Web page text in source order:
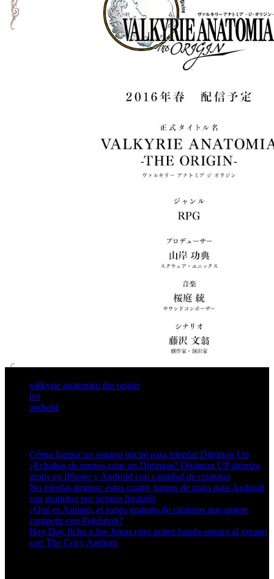
valkyrie anatomia: the origin
ios
android
Cómo formar un equipo inicial para triunfar Digimon Up
¿Echabas de menos criar un Digimon? Digimon UP aterriza
gratis en iPhone y Android con cantidad de criaturas
No pierdas tiempo: estos cuatro juegos de pago para Android
son gratuitos por tiempo limitado
¿Qué es Aniimo, el juego gratuito de criaturas que quiere
competir con Pokémon?
Hay Day ficha a Joe Jonas para poner banda sonora al verano
con The Cozy Anthem